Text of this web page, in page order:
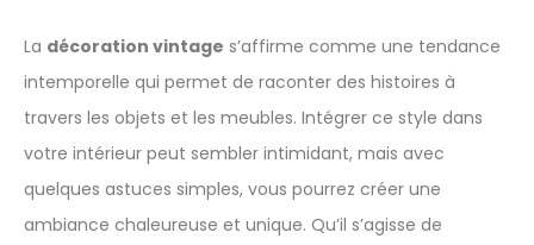
La décoration vintage s’affirme comme une tendance
intemporelle qui permet de raconter des histoires à
travers les objets et les meubles. Intégrer ce style dans
votre intérieur peut sembler intimidant, mais avec
quelques astuces simples, vous pourrez créer une
ambiance chaleureuse et unique. Qu’il s’agisse de